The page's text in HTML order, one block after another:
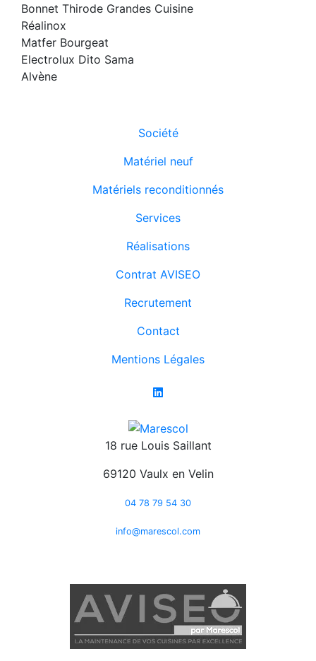
Bonnet Thirode Grandes Cuisine
Réalinox
Matfer Bourgeat
Electrolux Dito Sama
Alvène
Société
Matériel neuf
Matériels reconditionnés
Services
Réalisations
Contrat AVISEO
Recrutement
Contact
Mentions Légales
18 rue Louis Saillant
69120 Vaulx en Velin
04 78 79 54 30
info@marescol.com